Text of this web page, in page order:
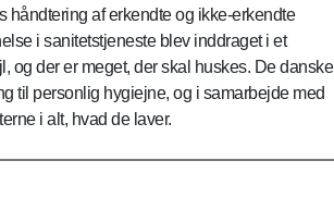
af erkendte og ikke-erkendte
i sanitetstjeneste blev inddraget i et
og der er meget, der skal huskes. De danske
til personlig hygiejne, og i samarbejde med
i alt, hvad de laver.